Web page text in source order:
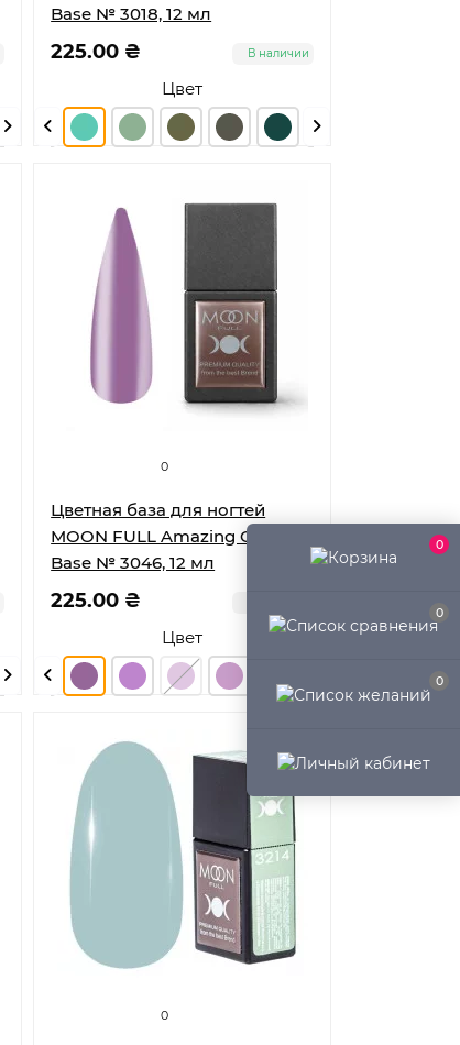
0
0
0
Base № 3018, 12 мл
Цвет
225.00 ₴ В наличии
0
Цветная база для ногтей
MOON FULL Amazing Color
Base № 3046, 12 мл
Цвет
225.00 ₴
0